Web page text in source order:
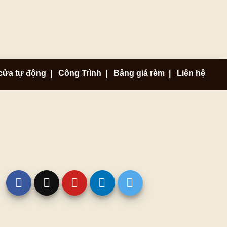
tự động Công Trình Bảng giá rèm Liên hệ